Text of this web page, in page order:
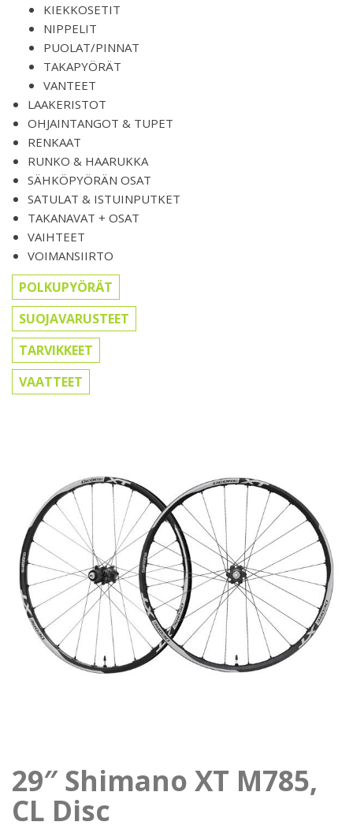
KIEKKOSETIT
NIPPELIT
PUOLAT/PINNAT
TAKAPYÖRÄT
VANTEET
LAAKERISTOT
OHJAINTANGOT & TUPET
RENKAAT
RUNKO & HAARUKKA
SÄHKÖPYÖRÄN OSAT
SATULAT & ISTUINPUTKET
TAKANAVAT + OSAT
VAIHTEET
VOIMANSIIRTO
POLKUPYÖRÄT
SUOJAVARUSTEET
TARVIKKEET
VAATTEET
29″ Shimano XT M785,
CL Disc